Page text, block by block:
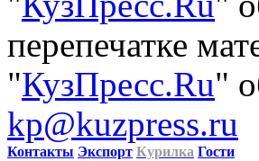
перепечатке
"КузПресс.Ru"
kp@kuzpress.ru
Контакты Экспорт Курилка Гости